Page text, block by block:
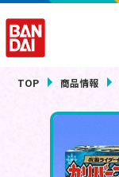
TOP 商品情報